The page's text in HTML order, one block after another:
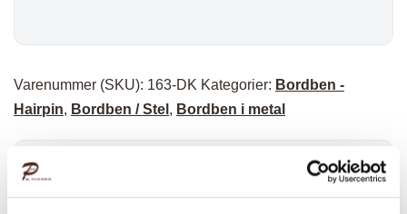
Varenummer (SKU): 163-DK Kategorier: Bordben -
Hairpin, Bordben / Stel , Bordben i metal
Specifikationer: